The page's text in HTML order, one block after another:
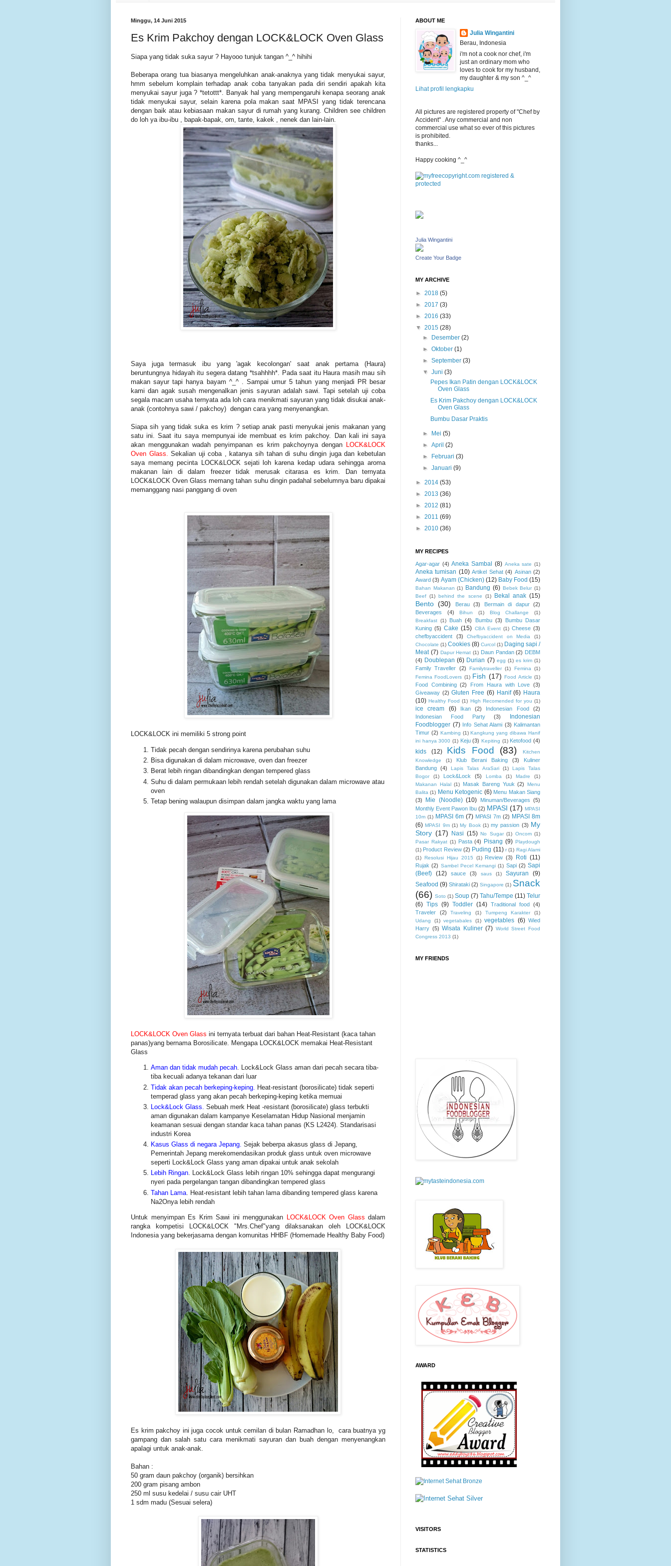
Minggu, 14 Juni 2015
Es Krim Pakchoy dengan LOCK&LOCK Oven Glass
Siapa yang tidak suka sayur ? Hayooo tunjuk tangan ^_^ hihihi
Beberapa orang tua biasanya mengeluhkan anak-anaknya yang tidak menyukai sayur,
hmm sebelum komplain terhadap anak coba tanyakan pada diri sendiri apakah kita
menyukai sayur juga ? *tetottt*. Banyak hal yang mempengaruhi kenapa seorang anak
tidak menyukai sayur, selain karena pola makan saat MPASI yang tidak terencana
dengan baik atau kebiasaan makan sayur di rumah yang kurang. Children see children
do loh ya ibu-ibu , bapak-bapak, om, tante, kakek , nenek dan lain-lain.
Saya juga termasuk ibu yang 'agak kecolongan' saat anak pertama (Haura)
beruntungnya hidayah itu segera datang *tsahhhh*. Pada saat itu Haura masih mau sih
makan sayur tapi hanya bayam ^_^ . Sampai umur 5 tahun yang menjadi PR besar
kami dan agak susah mengenalkan jenis sayuran adalah sawi. Tapi setelah uji coba
segala macam usaha ternyata ada loh cara menikmati sayuran yang tidak disukai anak-
anak (contohnya sawi / pakchoy) dengan cara yang menyenangkan.
Siapa sih yang tidak suka es krim ? setiap anak pasti menyukai jenis makanan yang
satu ini. Saat itu saya mempunyai ide membuat es krim pakchoy. Dan kali ini saya
akan menggunakan wadah penyimpanan es krim pakchoynya denganLOCK&LOCK
Oven Glass. Sekalian uji coba , katanya sih tahan di suhu dingin juga dan kebetulan
saya memang pecinta LOCK&LOCK sejati loh karena kedap udara sehingga aroma
makanan lain di dalam freezer tidak merusak citarasa es krim. Dan ternyata
LOCK&LOCK Oven Glass memang tahan suhu dingin padahal sebelumnya baru dipakai
memanggang nasi panggang di oven
LOCK&LOCK ini memiliki 5 strong point
Tidak pecah dengan sendirinya karena perubahan suhu
Bisa digunakan di dalam microwave, oven dan freezer
Berat lebih ringan dibandingkan dengan tempered glass
Suhu di dalam permukaan lebih rendah setelah digunakan dalam microwave atau
oven
Tetap bening walaupun disimpan dalam jangka waktu yang lama
LOCK&LOCK Oven Glass ini ternyata terbuat dari bahan Heat-Resistant (kaca tahan
panas)yang bernama Borosilicate. Mengapa LOCK&LOCK memakai Heat-Resistant
Glass
Aman dan tidak mudah pecah. Lock&Lock Glass aman dari pecah secara tiba-
tiba kecuali adanya tekanan dari luar
Tidak akan pecah berkeping-keping. Heat-resistant (borosilicate) tidak seperti
temperad glass yang akan pecah berkeping-keping ketika memuai
Lock&Lock Glass. Sebuah merk Heat -resistant (borosilicate) glass terbukti
aman digunakan dalam kampanye Keselamatan Hidup Nasional menjamin
keamanan sesuai dengan standar kaca tahan panas (KS L2424). Standarisasi
industri Korea
Kasus Glass di negara Jepang. Sejak beberpa akasus glass di Jepang,
Pemerintah Jepang merekomendasikan produk glass untuk oven microwave
seperti Lock&Lock Glass yang aman dipakai untuk anak sekolah
Lebih Ringan. Lock&Lock Glass lebih ringan 10% sehingga dapat mengurangi
nyeri pada pergelangan tangan dibandingkan tempered glass
Tahan Lama . Heat-resistant lebih tahan lama dibanding tempered glass karena
Na2Onya lebih rendah
Untuk menyimpan Es Krim Sawi ini menggunakan LOCK&LOCK Oven Glass dalam
rangka kompetisi LOCK&LOCK "Mrs.Chef"yang dilaksanakan oleh LOCK&LOCK
Indonesia yang bekerjasama dengan komunitas HHBF (Homemade Healthy Baby Food)
Es krim pakchoy ini juga cocok untuk cemilan di bulan Ramadhan lo, cara buatnya yg
gampang dan salah satu cara menikmati sayuran dan buah dengan menyenangkan
apalagi untuk anak-anak.
Bahan :
50 gram daun pakchoy (organik) bersihkan
200 gram pisang ambon
250 ml susu kedelai / susu cair UHT
1 sdm madu (Sesuai selera)
ABOUT ME
Julia Wingantini
Berau, Indonesia
i'm not a cook nor chef, i'm
just an ordinary mom who
loves to cook for my husband,
my daughter & my son ^_^
Lihat profil lengkapku
All pictures are registered property of "Chef by
Accident" . Any commercial and non
commercial use what so ever of this pictures
is prohibited.
thanks...
Happy cooking ^_^
Julia Wingantini
Create Your Badge
MY ARCHIVE
► 2018 (5)
► 2017 (3)
► 2016 (33)
▼ 2015 (28)
► Desember(2)
►Oktober(1)
►September(3)
▼Juni(3)
Pepes Ikan Patin dengan LOCK&LOCK
Oven Glass
Es Krim Pakchoy dengan LOCK&LOCK
Oven Glass
Bumbu Dasar Praktis
► Mei(5)
►April(2)
► Februari(3)
►Januari(9)
► 2014 (53)
► 2013 (36)
► 2012 (81)
► 2011 (69)
► 2010 (36)
MY RECIPES
Agar-agar (4) Aneka Sambal (8) Aneka sate (1)
Aneka tumisan (10) Artikel Sehat (4) Asinan (2)
Award (3) Ayam (Chicken) (12) Baby Food (15)
Bahan Makanan (1) Bandung (6) Bebek Belur (1)
Beef (1) behind the scene (1) Bekal anak (15)
Bento (30) Berau (3) Bermain di dapur
(2)
Beverages
(4) Bihun (1) Blog Challange
(1)
Breakfast (1) Buah (4) Bumbu (3)
Bumbu Dasar
Kuning (5) Cake (15) CBA Event (1) Cheese (3)
chefbyaccident
(3) Chefbyaccident on Media
(1)
Chocolate (1) Cookies (8) Curcol (1) Daging sapi /
Meat (7) Dapur Hemat (1) Daun Pandan (2) DEBM
(4) Doublepan (6) Durian (7) egg (1) es krim (1)
Family Traveller (2) Familytraveller (1) Femina
(1)
Femina FoodLovers (1) Fish (17) Food Article (1)
Food Combining (2) From Haura with Love (3)
Giveaway (2) Gluten Free (6) Hanif (6) Haura
(10) Healthy Food (1) High Recomended for you (1)
ice cream (6) Ikan (2) Indonesian Food
(2)
Indonesian Food Party
(3)
Indonesian
Foodblogger (7) Info Sehat Alami (3) Kalimantan
Timur (2) Kambing (1) Kangkung yang dibawa Hanif
ini hanya 3000 (1) Keju (3) Kepiting (1) Ketofood (4)
kids (12) Kids Food (83)
Kitchen
Knowledge
(1) Klub Berani Baking (3)
Kuliner
Bandung (4) Lapis Talas AraSari (1)
Lapis Talas
Bogor
(1) Lock&Lock (5) Lomba (1) Madre
(1)
Makanan Halal (1) Masak Bareng Yuuk (2)
Menu
Balita (1) Menu Ketogenic (6) Menu Makan Siang
(3)
Mie (Noodle) (10) Minuman/Beverages (5)
Monthly Event Pawon Ibu (2) MPASI (17) MPASI
10m (1) MPASI 6m (7) MPASI 7m (2) MPASI 8m
(6) MPASI 9m (1) My Book (1) my passion (3) My
Story (17) Nasi (15) No Sugar (1) Oncom (1)
Pasar Rakyat (1) Pasta (4) Pisang (9) Playdough
(1) Product Review (2) Puding (11) r (1) Ragi Alami
(1) Resolusi Hijau 2015 (1) Review (3) Roti (11)
Rujak (2) Sambel Pecel Kemangi (1) Sapi (2) Sapi
(Beef) (12) sauce (3) saus (1) Sayuran
(9)
Seafood (9) Shirataki (2) Singapore (1) Snack
(66) Soto (1) Soup (7) Tahu/Tempe (11) Telur
(6) Tips (9) Toddler (14) Traditional food (4)
Traveler
(2) Traveling (1) Tumpeng Karakter
(1)
Udang
(1) vegetabales (1) vegetables (6) Wied
Harry (5) Wisata Kuliner (7) World Street Food
Congress 2013 (1)
MY FRIENDS
AWARD
VISITORS
STATISTICS